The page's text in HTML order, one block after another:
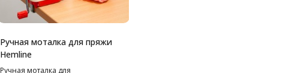
Ручная моталка для пряжи
Hemline
Ручная моталка для